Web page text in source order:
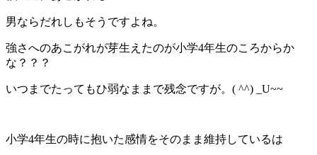
男ならだれしもそうですよね。
強さへのあこがれが芽生えたのが小学4年生のころからか
な？？？
いつまでたってもひ弱なままで残念ですが。( ^^) _U~~
小学4年生の時に抱いた感情をそのまま維持しているは